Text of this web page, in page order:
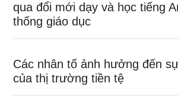
qua đổi mới dạy và học tiếng
thống giáo dục
Các nhân tố ảnh hưởng đến
của thị trường tiền tệ